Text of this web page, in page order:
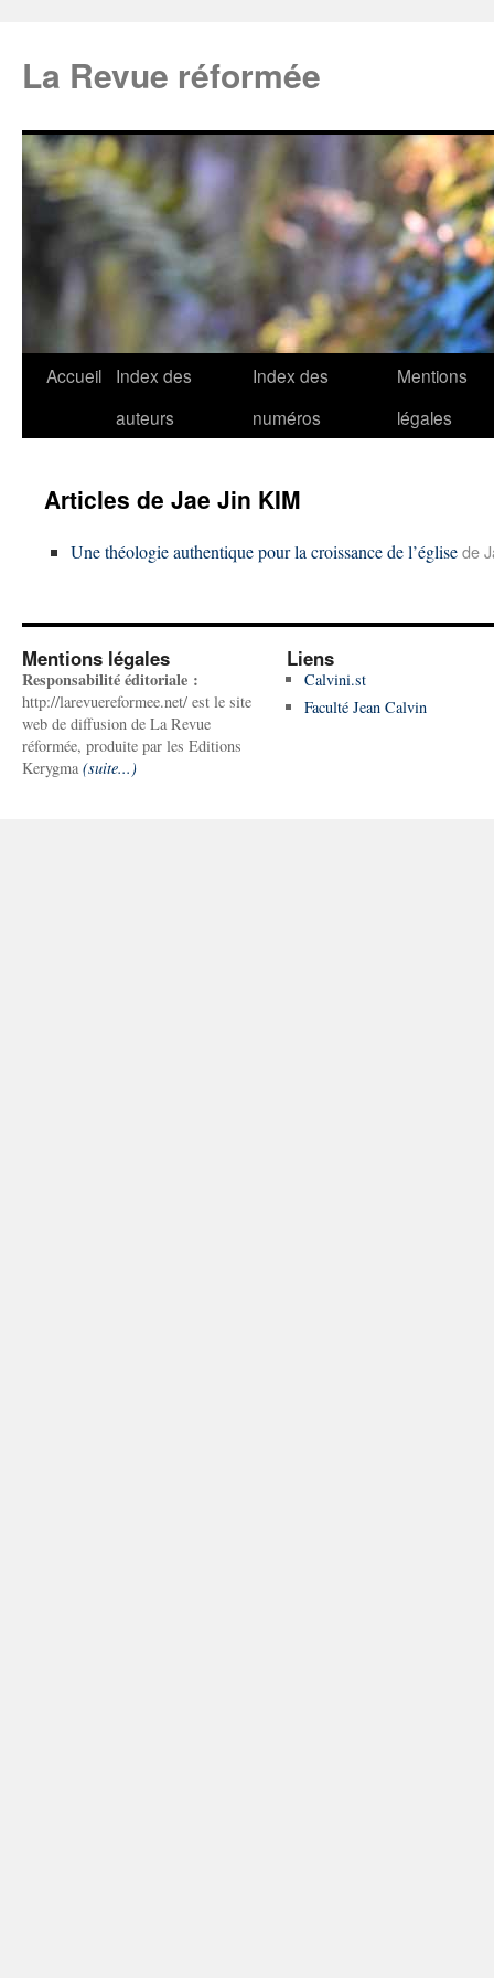
La Revue réformée
Accueil
Index des
auteurs
Index des
numéros
Mentions
légales
Articles de Jae Jin KIM
Une théologie authentique pour la croissance de l’églisede
Mentions légales
Responsabilité éditoriale :
http://larevuereformee.net/ est le site
web de diffusion de La Revue
réformée, produite par les Editions
Kerygma (suite...)
Liens
Calvini.st
Faculté Jean Calvin